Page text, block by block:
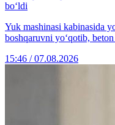
bo‘ldi
Yuk mashinasi kabinasida
boshqaruvni yo‘qotib,
15:46 / 07.08.2026